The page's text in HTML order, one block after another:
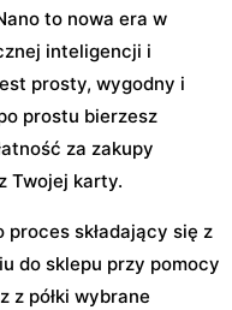
to nowa era w
inteligencji i
prosty, wygodny i
prostu bierzesz
za zakupy
Twojej karty.
składający się z
do sklepu przy pomocy
z półki wybrane